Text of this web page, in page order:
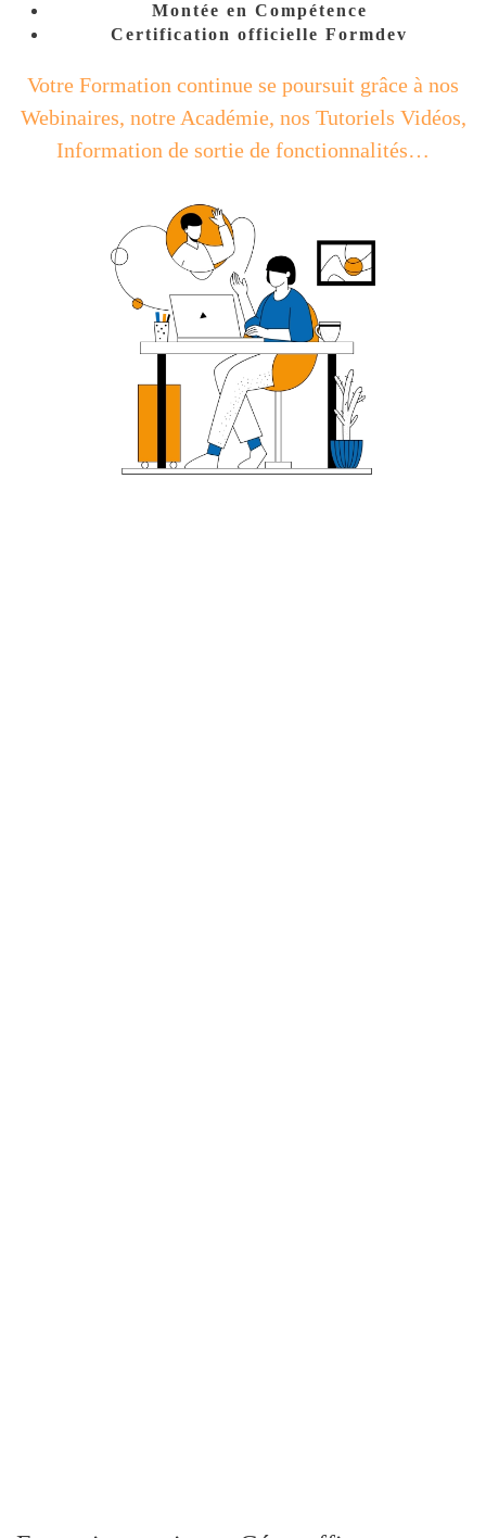
Montée en Compétence
Certification officielle Formdev
Votre Formation continue se poursuit grâce à nos
Webinaires, notre Académie, nos Tutoriels Vidéos,
Information de sortie de fonctionnalités…